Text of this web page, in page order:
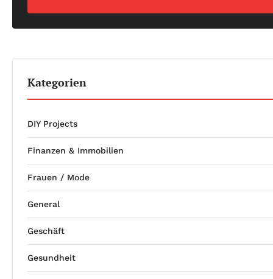
Kategorien
DIY Projects
Finanzen & Immobilien
Frauen / Mode
General
Geschäft
Gesundheit